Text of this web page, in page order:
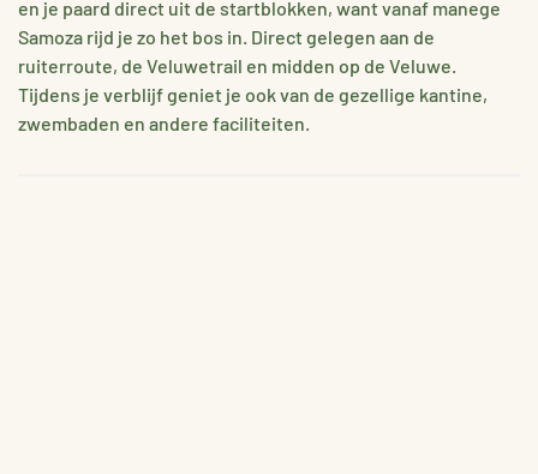
en je paard direct uit de startblokken, want vanaf manege
Samoza rijd je zo het bos in. Direct gelegen aan de
ruiterroute, de Veluwetrail en midden op de Veluwe.
Tijdens je verblijf geniet je ook van de gezellige kantine,
zwembaden en andere faciliteiten.